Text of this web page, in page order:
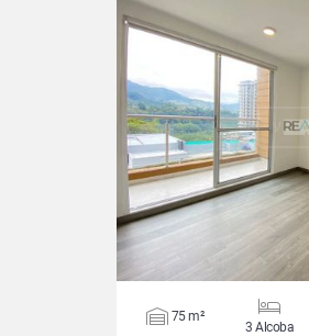
75 m²
3 Alcoba